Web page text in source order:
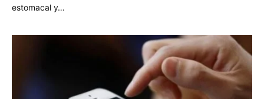
estomacal y…